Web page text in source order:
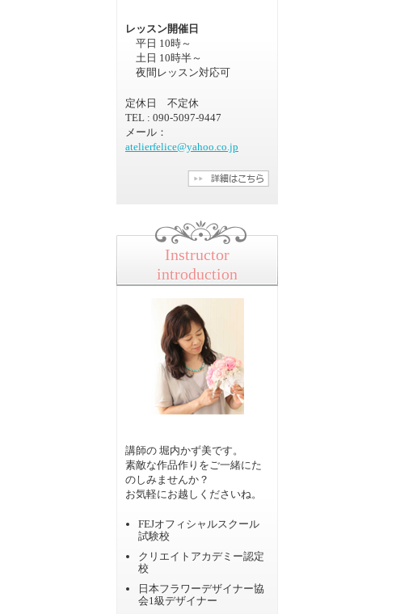
レッスン開催日
平日 10時～
土日 10時半～
夜間レッスン対応可
定休日 不定休
TEL : 090-5097-9447
メール：
atelierfelice@yahoo.co.jp
Instructor
introduction
講師の 堀内かず美です。
素敵な作品作りをご一緒にた
のしみませんか？
お気軽にお越しくださいね。
FEJオフィシャルスクール
試験校
クリエイトアカデミー認定
校
日本フラワーデザイナー協
会1級デザイナー